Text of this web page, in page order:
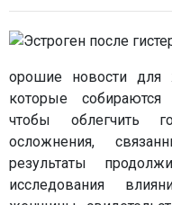
орошие новости для
которые
чтобы облегчить
осложнения,
результаты
исследования